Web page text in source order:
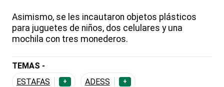
Asimismo, se les incautaron objetos plásticos
para juguetes de niños, dos celulares y una
mochila con tres monederos.
TEMAS -
ESTAFAS
+ ADESS +